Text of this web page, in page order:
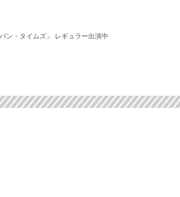
ン・タイムズ」 レギュラー出演中